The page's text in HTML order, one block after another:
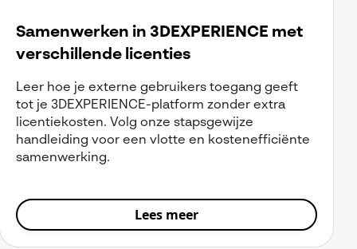
Samenwerken in 3DEXPERIENCE met
verschillende licenties
Leer hoe je externe gebruikers toegang geeft
tot je 3DEXPERIENCE-platform zonder extra
licentiekosten. Volg onze stapsgewijze
handleiding voor een vlotte en kostenefficiënte
samenwerking.
Lees meer